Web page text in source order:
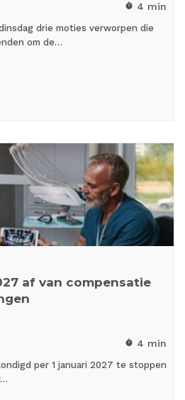
timer 4 min
drie moties verworpen die
om de…
af van compensatie
timer 4 min
per 1 januari 2027 te stoppen